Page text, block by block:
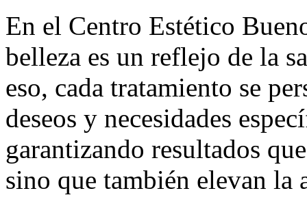
En el Centro Estético
belleza es un reflejo de la
eso, cada tratamiento se
deseos y necesidades
garantizando resultados
sino que también elevan la